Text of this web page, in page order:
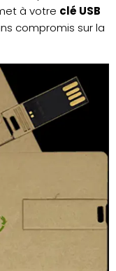
à votre clé USB
compromis sur la